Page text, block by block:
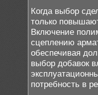
Когда выбор
только
Включение
сцеплению
обеспечивая
выбор добавок
потребность в